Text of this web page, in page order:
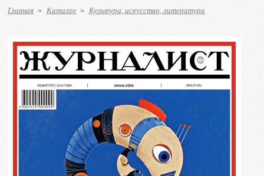
Главная » Каталог » Культура, искусство, литература